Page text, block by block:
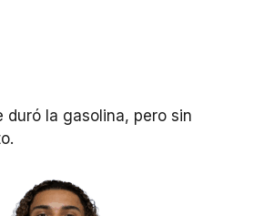
duró la gasolina, pero sin